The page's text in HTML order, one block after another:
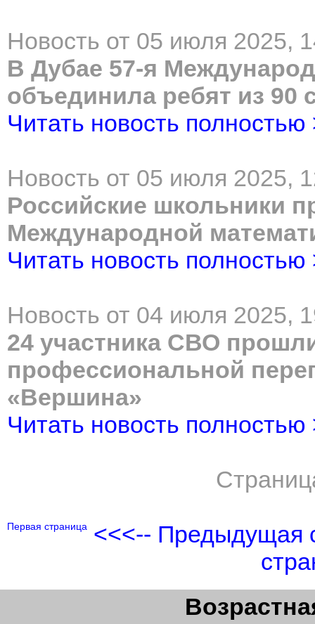
Новость от 05 июля 2025,
В Дубае 57-я
объединила ребят из 90
Читать новость полностью
Новость от 05 июля 2025,
Российские школьники
Международной
Читать новость полностью
Новость от 04 июля 2025,
24 участника СВО
профессиональной
«Вершина»
Читать новость полностью
Первая страница
<<<-- Предыдущая